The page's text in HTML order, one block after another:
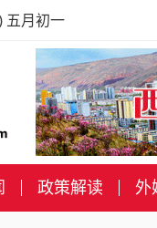
五月初一
政策解读 外